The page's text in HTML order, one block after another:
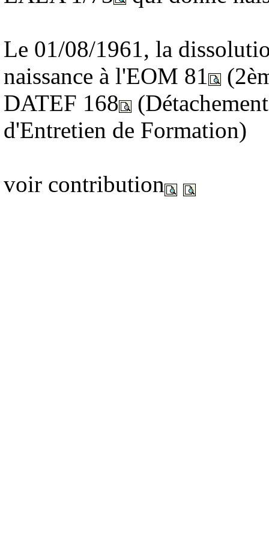
Le 01/08/1961, la
naissance à l'EOM 81
DATEF 168
d'Entretien de Formation)
voir contribution